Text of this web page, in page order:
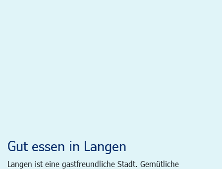
Gut essen in Langen
Langen ist eine gastfreundliche Stadt. Gemütliche